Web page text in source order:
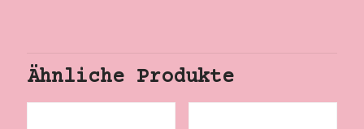
Ähnliche Produkte